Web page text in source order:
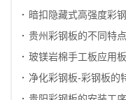
暗扣隐藏式高强度彩
贵州彩钢板的不同特
玻镁岩棉手工板应用
净化彩钢板-彩钢板的